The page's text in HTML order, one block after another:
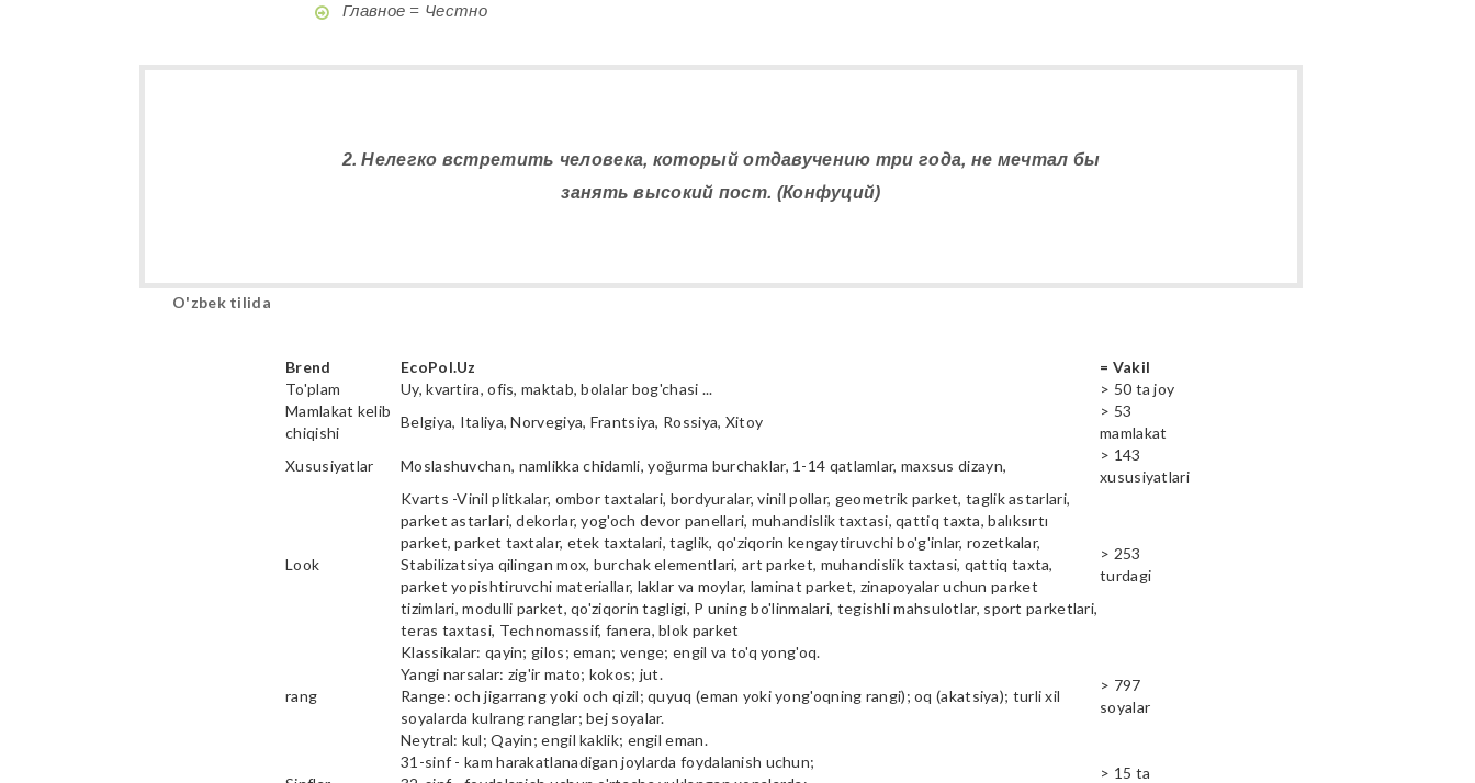
Главное = Честно
2. Нелегко встретить человека, который отдавучению три года, не мечтал бы
занять высокий пост. (Конфуций)
O'zbek tilida
Brend EcoPol.Uz
= Vakil
To'plam
Uy, kvartira, ofis, maktab, bolalar bog'chasi ...
> 50 ta joy
Mamlakat kelib
chiqishi
Belgiya, Italiya, Norvegiya, Frantsiya, Rossiya, Xitoy
> 53
mamlakat
Xususiyatlar
Moslashuvchan, namlikka chidamli, yoğurma burchaklar, 1-14 qatlamlar, maxsus dizayn,
> 143
xususiyatlari
Look
Kvarts -Vinil plitkalar, ombor taxtalari, bordyuralar, vinil pollar, geometrik parket, taglik astarlari,
parket astarlari, dekorlar, yog'och devor panellari, muhandislik taxtasi, qattiq taxta, balıksırtı
parket, parket taxtalar, etek taxtalari, taglik, qo'ziqorin kengaytiruvchi bo'g'inlar, rozetkalar,
Stabilizatsiya qilingan mox, burchak elementlari, art parket, muhandislik taxtasi, qattiq taxta,
parket yopishtiruvchi materiallar, laklar va moylar, laminat parket, zinapoyalar uchun parket
tizimlari, modulli parket, qo'ziqorin tagligi, P uning bo'linmalari, tegishli mahsulotlar, sport parketlari,
teras taxtasi, Technomassif, fanera, blok parket
> 253
turdagi
rang
Klassikalar: qayin; gilos; eman; venge; engil va to'q yong'oq.
Yangi narsalar: zig'ir mato; kokos; jut.
Range: och jigarrang yoki och qizil; quyuq (eman yoki yong'oqning rangi); oq (akatsiya); turli xil
soyalarda kulrang ranglar; bej soyalar.
Neytral: kul; Qayin; engil kaklik; engil eman.
> 797
soyalar
31-sinf - kam harakatlanadigan joylarda foydalanish uchun;
> 15 ta